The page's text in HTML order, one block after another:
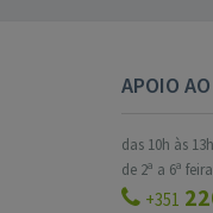
APOIO
das 10h às
de 2ª a 6ª
+351